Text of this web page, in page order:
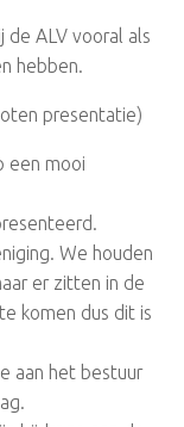
de ALV vooral als
hebben.
presentatie)
een mooi
We houden
er zitten in de
komen dus dit is
aan het bestuur